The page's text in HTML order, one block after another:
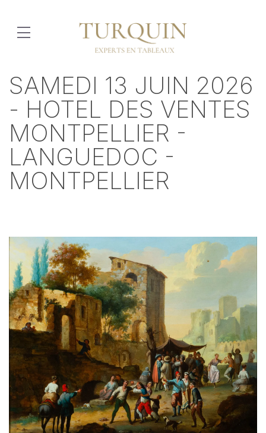
SAMEDI 13 JUIN 2026
- HOTEL DES VENTES
MONTPELLIER -
LANGUEDOC -
MONTPELLIER